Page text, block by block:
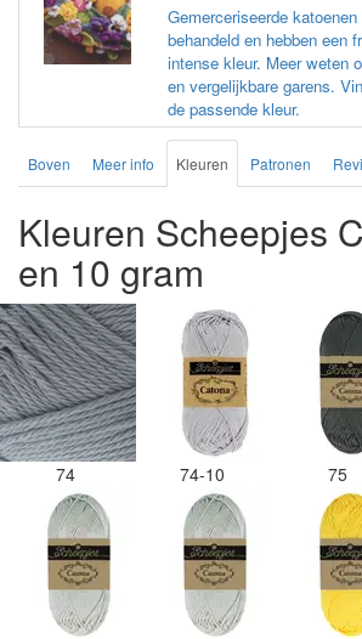
Gemerceriseerde
behandeld en hebben een
intense kleur. Meer weten
en vergelijkbare garens.
de passende kleur.
Boven Meer info Kleuren Patronen
Kleuren Scheepjes
en 10 gram
74 74-10 75